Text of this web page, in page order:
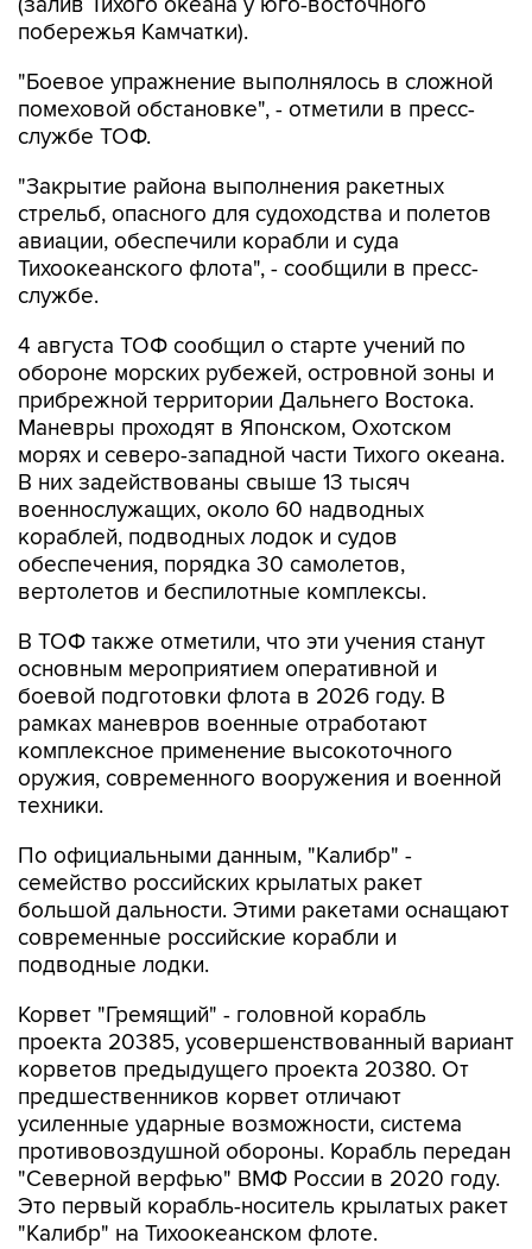
побережья Камчатки).
"Боевое упражнение выполнялось в сложной
помеховой обстановке", - отметили в пресс-
службе ТОФ.
"Закрытие района выполнения ракетных
стрельб, опасного для судоходства и полетов
авиации, обеспечили корабли и суда
Тихоокеанского флота", - сообщили в пресс-
службе.
4 августа ТОФ сообщил о старте учений по
обороне морских рубежей, островной зоны и
прибрежной территории Дальнего Востока.
Маневры проходят в Японском, Охотском
морях и северо-западной части Тихого океана.
В них задействованы свыше 13 тысяч
военнослужащих, около 60 надводных
кораблей, подводных лодок и судов
обеспечения, порядка 30 самолетов,
вертолетов и беспилотные комплексы.
В ТОФ также отметили, что эти учения станут
основным мероприятием оперативной и
боевой подготовки флота в 2026 году. В
рамках маневров военные отработают
комплексное применение высокоточного
оружия, современного вооружения и военной
техники.
По официальными данным, "Калибр" -
семейство российских крылатых ракет
большой дальности. Этими ракетами оснащают
современные российские корабли и
подводные лодки.
Корвет "Гремящий" - головной корабль
проекта 20385, усовершенствованный вариант
корветов предыдущего проекта 20380. От
предшественников корвет отличают
усиленные ударные возможности, система
противовоздушной обороны. Корабль передан
"Северной верфью" ВМФ России в 2020 году.
Это первый корабль-носитель крылатых ракет
"Калибр" на Тихоокеанском флоте.